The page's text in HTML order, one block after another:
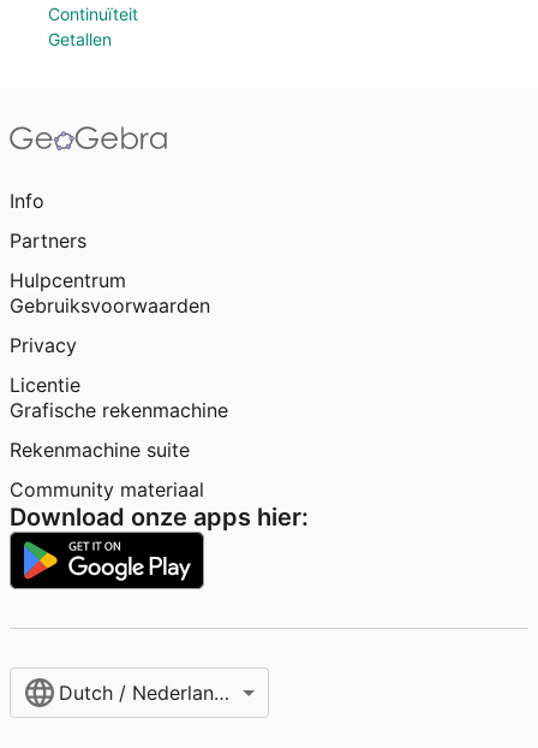
Continuïteit
Getallen
Info
Partners
Hulpcentrum
Gebruiksvoorwaarden
Privacy
Licentie
Grafische rekenmachine
Rekenmachine suite
Community materiaal
Download onze apps hier:
Dutch / Nederlands‎ (België)‎